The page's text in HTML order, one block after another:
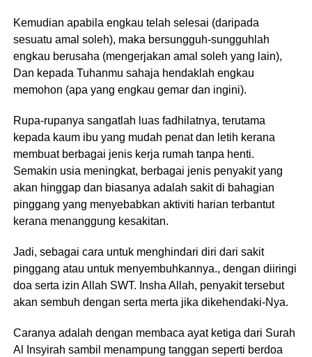
Kemudian apabila engkau telah selesai (daripada
sesuatu amal soleh), maka bersungguh-sungguhlah
engkau berusaha (mengerjakan amal soleh yang lain),
Dan kepada Tuhanmu sahaja hendaklah engkau
memohon (apa yang engkau gemar dan ingini).
Rupa-rupanya sangatlah luas fadhilatnya, terutama
kepada kaum ibu yang mudah penat dan letih kerana
membuat berbagai jenis kerja rumah tanpa henti.
Semakin usia meningkat, berbagai jenis penyakit yang
akan hinggap dan biasanya adalah sakit di bahagian
pinggang yang menyebabkan aktiviti harian terbantut
kerana menanggung kesakitan.
Jadi, sebagai cara untuk menghindari diri dari sakit
pinggang atau untuk menyembuhkannya., dengan diiringi
doa serta izin Allah SWT. Insha Allah, penyakit tersebut
akan sembuh dengan serta merta jika dikehendaki-Nya.
Caranya adalah dengan membaca ayat ketiga dari Surah
Al Insyirah sambil menampung tanggan seperti berdoa